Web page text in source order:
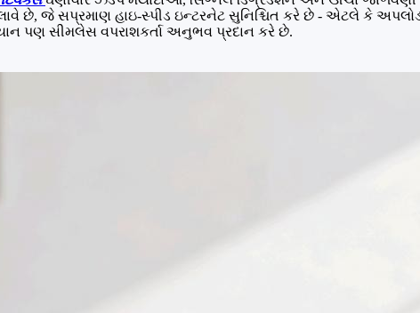
છે, જે સપ્રમાણ હાઇ-સ્પીડ ઇન્ટરનેટ સુનિશ્ચિત કરે છે - એટલે કે
પણ સીમલેસ વપરાશકર્તા અનુભવ પ્રદાન કરે છે.